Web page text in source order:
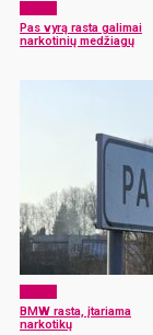
Pas vyrą rasta galimai
narkotinių medžiagų
BMW rasta, įtariama
narkotikų